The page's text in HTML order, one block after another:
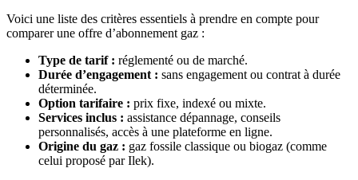
Voici une liste des critères essentiels à prendre en compte pour
comparer une offre d’abonnement gaz :
Type de tarif : réglementé ou de marché.
Durée d’engagement : sans engagement ou contrat à durée
déterminée.
Option tarifaire : prix fixe, indexé ou mixte.
Services inclus : assistance dépannage, conseils
personnalisés, accès à une plateforme en ligne.
Origine du gaz : gaz fossile classique ou biogaz (comme
celui proposé par Ilek).